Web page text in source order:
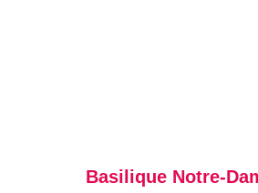
Basilique Notre-